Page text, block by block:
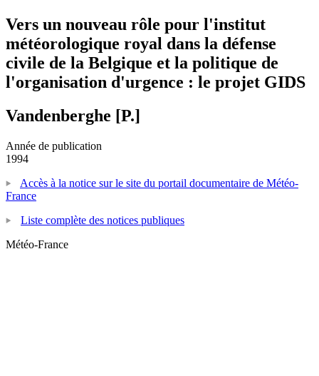
Vers un nouveau rôle pour l'institut
météorologique royal dans la défense
civile de la Belgique et la politique de
l'organisation d'urgence : le projet GIDS
Vandenberghe [P.]
Année de publication
1994
Accès à la notice sur le site du portail documentaire de Météo-
France
Liste complète des notices publiques
Météo-France